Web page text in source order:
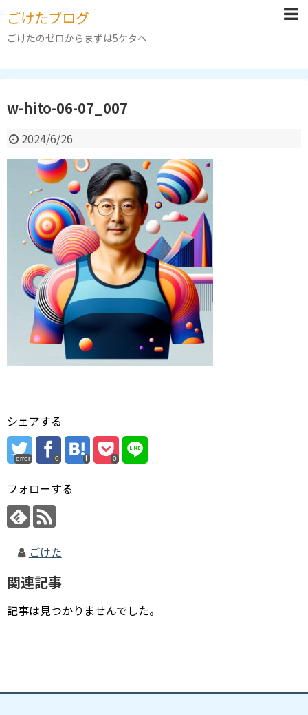
ごけたブログ
ごけたのゼロからまずは5ケタへ
w-hito-06-07_007
2024/6/26
シェアする
error 0 0
フォローする
ごけた
関連記事
記事は見つかりませんでした。